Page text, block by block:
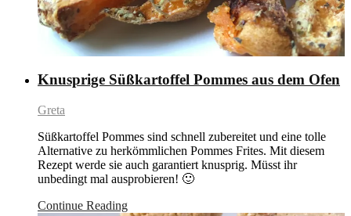
Knusprige Süßkartoffel Pommes aus dem Ofen
Greta
Süßkartoffel Pommes sind schnell zubereitet und eine tolle
Alternative zu herkömmlichen Pommes Frites. Mit diesem
Rezept werde sie auch garantiert knusprig. Müsst ihr
unbedingt mal ausprobieren! 🙂
Continue Reading